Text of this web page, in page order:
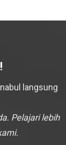
langsung
Pelajari lebih